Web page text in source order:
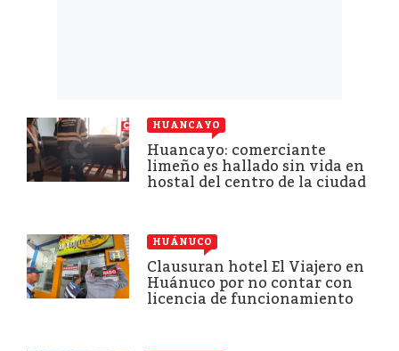
HUANCAYO
Huancayo: comerciante
limeño es hallado sin vida en
hostal del centro de la ciudad
HUÁNUCO
Clausuran hotel El Viajero en
Huánuco por no contar con
licencia de funcionamiento